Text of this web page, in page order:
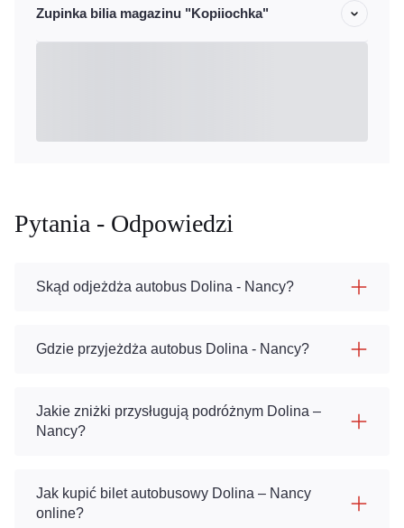
Zupinka bilia magazinu "Kopiiochka"
Pytania - Odpowiedzi
Skąd odjeżdża autobus Dolina - Nancy?
Gdzie przyjeżdża autobus Dolina - Nancy?
Jakie zniżki przysługują podróżnym Dolina –
Nancy?
Jak kupić bilet autobusowy Dolina – Nancy
online?